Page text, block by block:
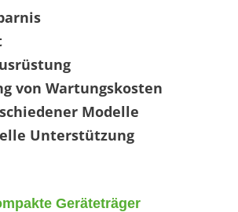
von Wartungskosten
Modelle
Unterstützung
Geräteträger